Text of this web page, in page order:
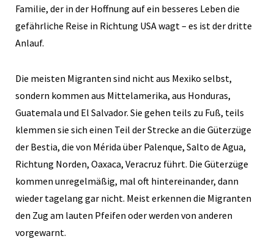
Familie, der in der Hoffnung auf ein besseres Leben die
gefährliche Reise in Richtung USA wagt – es ist der dritte
Anlauf.
Die meisten Migranten sind nicht aus Mexiko selbst,
sondern kommen aus Mittelamerika, aus Honduras,
Guatemala und El Salvador. Sie gehen teils zu Fuß, teils
klemmen sie sich einen Teil der Strecke an die Güterzüge
der Bestia, die von Mérida über Palenque, Salto de Agua,
Richtung Norden, Oaxaca, Veracruz führt. Die Güterzüge
kommen unregelmäßig, mal oft hintereinander, dann
wieder tagelang gar nicht. Meist erkennen die Migranten
den Zug am lauten Pfeifen oder werden von anderen
vorgewarnt.